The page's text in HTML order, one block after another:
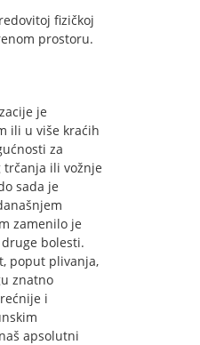
fizičkoj
prostoru.
je
ili u više kraćih
za
trčanja ili vožnje
sada je
zamenilo je
bolesti.
poput plivanja,
znatno
i
apsolutni